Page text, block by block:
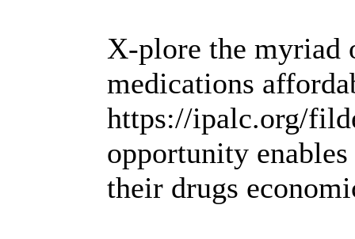
X-plore the myriad
medications
https://ipalc.org/
opportunity
their drugs